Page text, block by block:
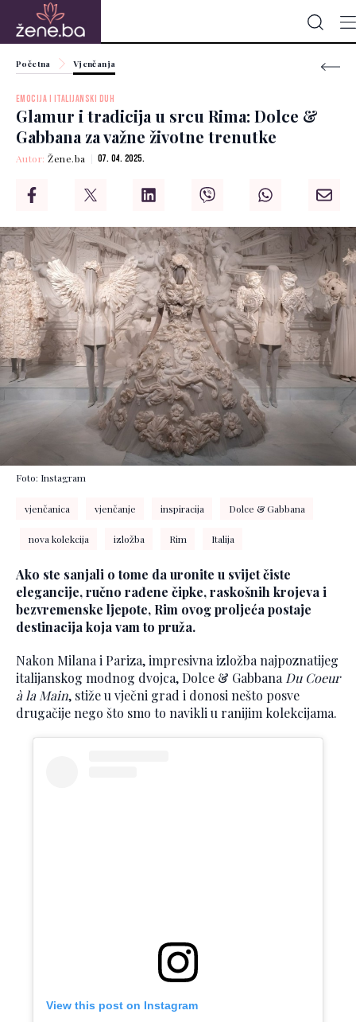
Početna Vjenčanja
EMOCIJA I ITALIJANSKI DUH
Glamur i tradicija u srcu Rima: Dolce &
Gabbana za važne životne trenutke
Autor:Žene.ba 07. 04. 2025.
Foto: Instagram
vjenčanica vjenčanje inspiracija Dolce & Gabbana
nova kolekcija izložba Rim Italija
Ako ste sanjali o tome da uronite u svijet čiste
elegancije, ručno rađene čipke, raskošnih krojeva i
bezvremenske ljepote, Rim ovog proljeća postaje
destinacija koja vam to pruža.
Nakon Milana i Pariza, impresivna izložba najpoznatijeg
italijanskog modnog dvojca, Dolce & GabbanaDu Coeur
à la Main, stiže u vječni grad i donosi nešto posve
drugačije nego što smo to navikli u ranijim kolekcijama.
View this post on Instagram